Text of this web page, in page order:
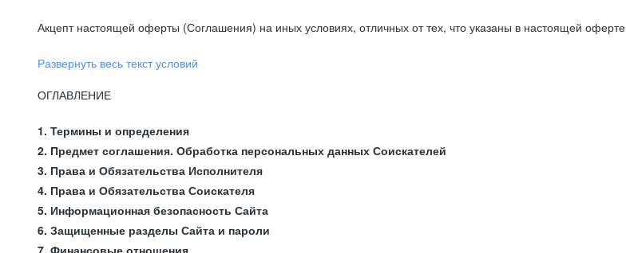
Акцепт настоящей оферты (Соглашения) на иных условиях, отличных от тех, что указаны в настоящей
Развернуть весь текст условий
ОГЛАВЛЕНИЕ
1. Термины и определения
2. Предмет соглашения. Обработка персональных данных Соискателей
3. Права и Обязательства Исполнителя
4. Права и Обязательства Соискателя
5. Информационная безопасность Сайта
6. Защищенные разделы Сайта и пароли
7. Финансовые отношения